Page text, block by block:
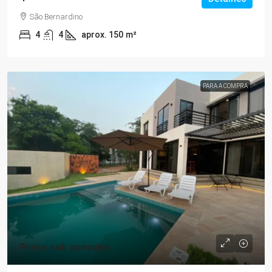
São Bernardino
4 4 aprox. 150 m²
PARA A COMPRA
Preço sob consulta